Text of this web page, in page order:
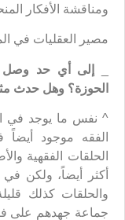
ومناقشة الأفكار
مصير العقليات في
إلى أي حد وصل
الحوزة؟ وهل حدث
^ نفس ما يوجد في
الفقه موجود
الحلقات الفقهية
أكثر أيضاً، ولكن
والحلقات كذلك
جماعة جهدهم على